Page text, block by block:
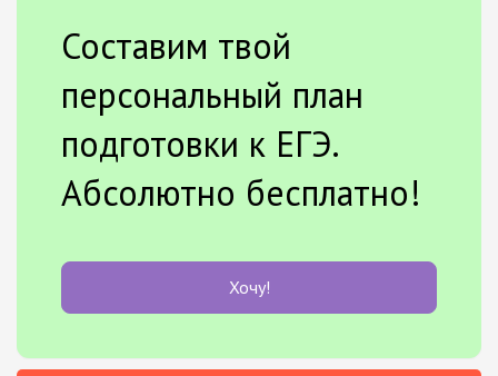
Составим твой
персональный план
подготовки к ЕГЭ.
Абсолютно бесплатно!
Хочу!